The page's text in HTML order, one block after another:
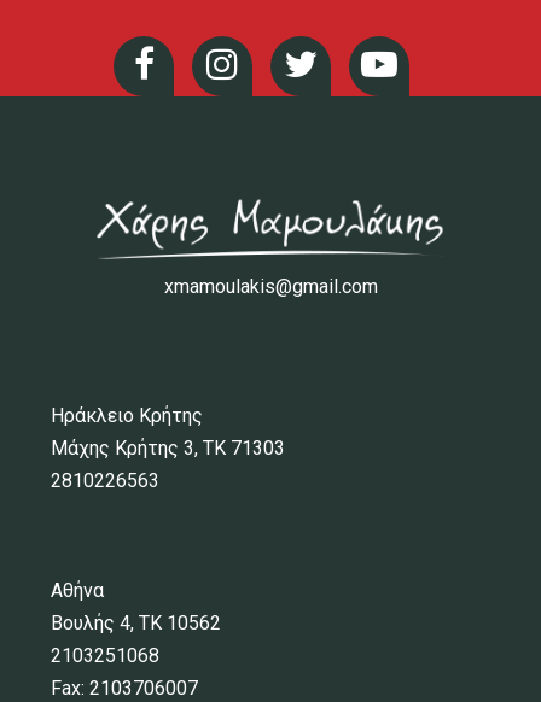
xmamoulakis@gmail.com
Ηράκλειο Κρήτης
Μάχης Κρήτης 3, ΤΚ 71303
2810226563
Αθήνα
Βουλής 4, ΤΚ 10562
2103251068
Fax: 2103706007